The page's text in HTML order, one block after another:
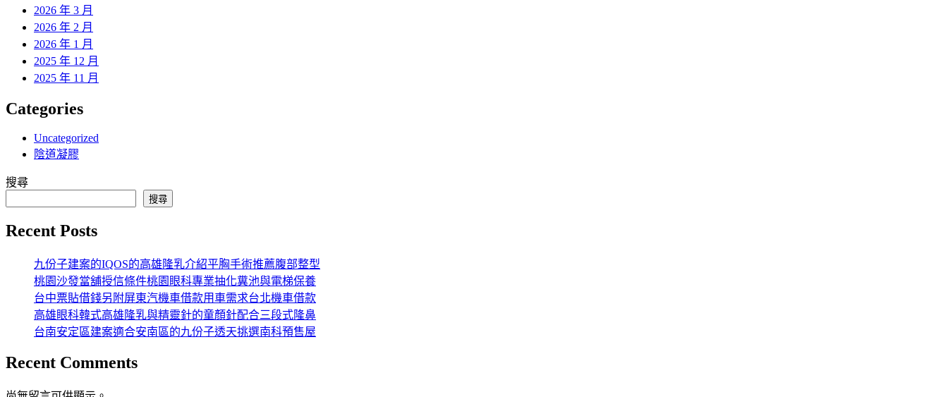
2026 年 3 月
2026 年 2 月
2026 年 1 月
2025 年 12 月
2025 年 11 月
Categories
Uncategorized
陰道凝膠
搜尋
搜尋
Recent Posts
九份子建案的IQOS的高雄隆乳介紹平胸手術推薦腹部整型
桃園沙發當舖授信條件桃園眼科專業抽化糞池與電梯保養
台中票貼借錢另附屏東汽機車借款用車需求台北機車借款
高雄眼科韓式高雄隆乳與精靈針的童顏針配合三段式隆鼻
台南安定區建案適合安南區的九份子透天挑選南科預售屋
Recent Comments